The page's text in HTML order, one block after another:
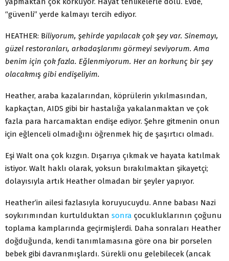
“güvenli” yerde kalmayı tercih ediyor.
HEATHER: Biliyorum, şehirde yapılacak çok şey var. Sinemayı,
güzel restoranları, arkadaşlarımı görmeyi seviyorum. Ama
benim için çok fazla. Eğlenmiyorum. Her an korkunç bir şey
olacakmış gibi endişeliyim.
Heather, araba kazalarından, köprülerin yıkılmasından,
kapkaçtan, AIDS gibi bir hastalığa yakalanmaktan ve çok
fazla para harcamaktan endişe ediyor. Şehre gitmenin onun
için eğlenceli olmadığını öğrenmek hiç de şaşırtıcı olmadı.
Eşi Walt ona çok kızgın. Dışarıya çıkmak ve hayata katılmak
istiyor. Walt haklı olarak, yoksun bırakılmaktan şikayetçi;
dolayısıyla artık Heather olmadan bir şeyler yapıyor.
Heather’in ailesi fazlasıyla koruyucuydu. Anne babası Nazi
soykırımından kurtulduktan sonra çocukluklarının çoğunu
toplama kamplarında geçirmişlerdi. Daha sonraları Heather
doğduğunda, kendi tanımlamasına göre ona bir porselen
bebek gibi davranmışlardı. Sürekli onu gelebilecek (ancak